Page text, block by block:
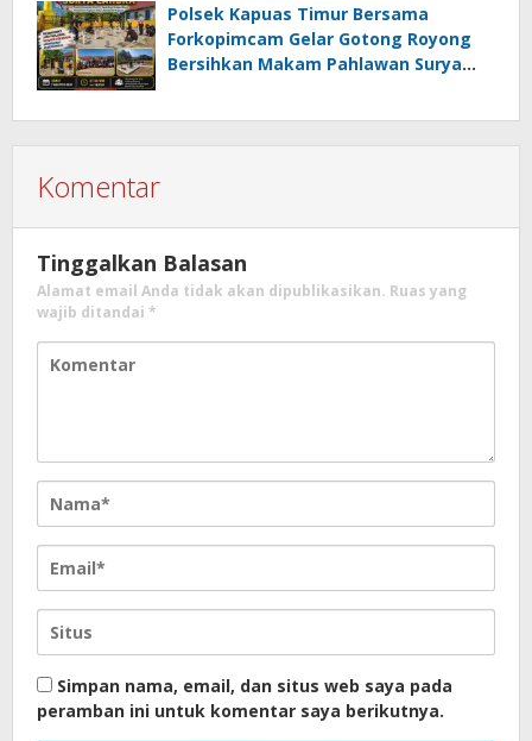
Polsek Kapuas Timur Bersama
Forkopimcam Gelar Gotong Royong
Bersihkan Makam Pahlawan Surya
Komentar
Tinggalkan Balasan
Alamat email Anda tidak akan dipublikasikan. Ruas yang
wajib ditandai *
Simpan nama, email, dan situs web saya pada
peramban ini untuk komentar saya berikutnya.